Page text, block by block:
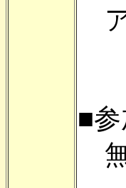
■